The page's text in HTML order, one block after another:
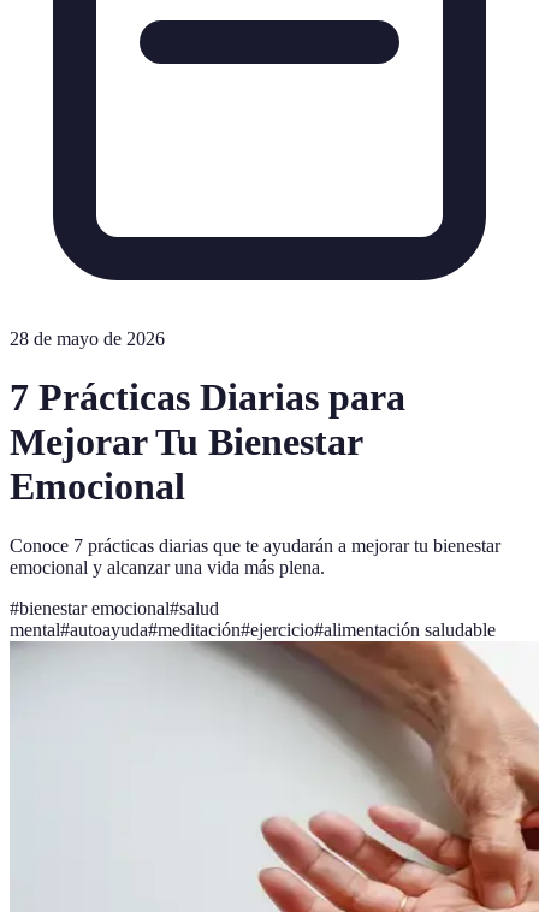
28 de mayo de 2026
7 Prácticas Diarias para
Mejorar Tu Bienestar
Emocional
Conoce 7 prácticas diarias que te ayudarán a mejorar tu bienestar
emocional y alcanzar una vida más plena.
#bienestar emocional#salud
mental#autoayuda#meditación#ejercicio#alimentación saludable